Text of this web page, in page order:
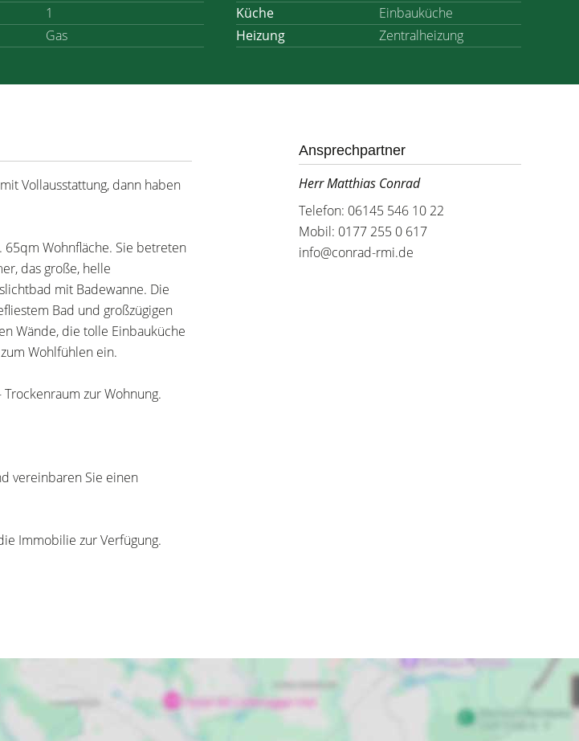
1 Küche
Einbauküche
Gas Heizung Zentralheizung
Vollausstattung, dann haben
65qm Wohnfläche. Sie betreten
das große, helle
mit Badewanne. Die
Bad und großzügigen
Wände, die tolle Einbauküche
Wohlfühlen ein.
zur Wohnung.
vereinbaren Sie einen
Immobilie zur Verfügung.
Ansprechpartner
Herr Matthias Conrad
Telefon: 06145 546 10 22
Mobil: 0177 255 0 617
info@conrad-rmi.de